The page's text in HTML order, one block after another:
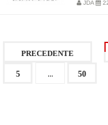
JDA
PRECEDENTE
5 ... 50